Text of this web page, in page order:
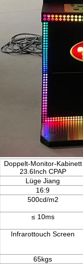
Doppelt-Monitor-Kabinett
23.6Inch CPAP
Lüge Jiang
16:9
500cd/m2
≤ 10ms
Infrarottouch Screen
65kgs